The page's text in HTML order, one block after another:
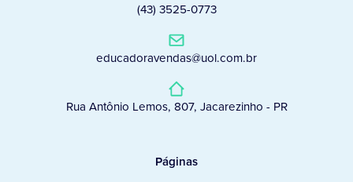
(43) 3525-0773
educadoravendas@uol.com.br
Rua Antônio Lemos, 807, Jacarezinho - PR
Páginas